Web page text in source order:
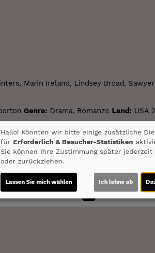
Marin Ireland, Lindsey Broad,
Genre: Drama, Romanze Land: USA
Youtube (Trailer ansehen)bereitgestellte
Hallo! Könnten wir bitte einige zusätzliche
für Erforderlich & Besucher-Statistiken
Sie können Ihre Zustimmung später jederzeit
oder zurückziehen.
Lassen Sie mich wählen Ich lehne ab